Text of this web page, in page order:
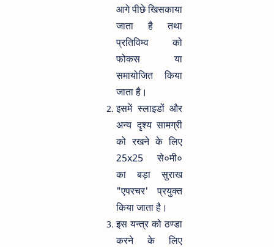
आगे पीछे खिसकाया
जाता है तथा
प्रतिविम्व को
फोकस या
समायोजित किया
जाता है।
इसमें स्लाइडों और
अन्य दृश्य सामग्री
को रखने के लिए
25x25 से०मी०
का बड़ा सुराख
"एपरचर' प्रयुक्त
किया जाता है।
इस यन्त्र को ठण्डा
करने के लिए